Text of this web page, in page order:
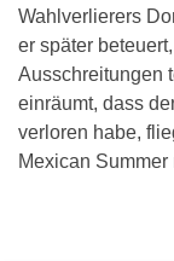
Wahlverlierers
er später
Ausschreitungen
einräumt, dass
verloren habe,
Mexican Summer